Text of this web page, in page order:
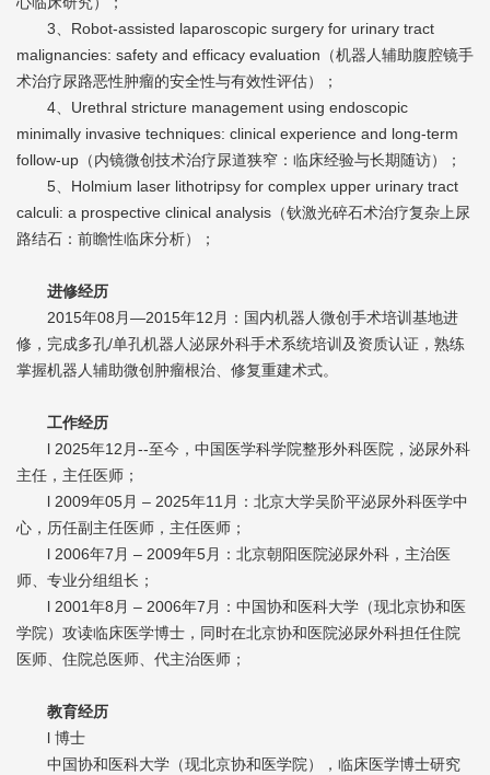
3、Robot-assisted laparoscopic surgery for urinary tract
malignancies: safety and efficacy evaluation（机器人辅助腹腔镜手
术治疗尿路恶性肿瘤的安全性与有效性评估）；
4、Urethral stricture management using endoscopic
minimally invasive techniques: clinical experience and long-term
follow-up（内镜微创技术治疗尿道狭窄：临床经验与长期随访）；
5、Holmium laser lithotripsy for complex upper urinary tract
calculi: a prospective clinical analysis（钬激光碎石术治疗复杂上尿
路结石：前瞻性临床分析）；
进修经历
2015年08月—2015年12月：国内机器人微创手术培训基地进
修，完成多孔/单孔机器人泌尿外科手术系统培训及资质认证，熟练
掌握机器人辅助微创肿瘤根治、修复重建术式。​
工作经历
l 2025年12月--至今，中国医学科学院整形外科医院，泌尿外科
主任，主任医师；
l 2009年05月 – 2025年11月：北京大学吴阶平泌尿外科医学中
心，历任副主任医师，主任医师；
l 2006年7月 – 2009年5月：北京朝阳医院泌尿外科，主治医
师、专业分组组长；
l 2001年8月 – 2006年7月：中国协和医科大学（现北京协和医
学院）攻读临床医学博士，同时在北京协和医院泌尿外科担任住院
医师、住院总医师、代主治医师；
教育经历
l 博士
中国协和医科大学（现北京协和医学院），临床医学博士研究